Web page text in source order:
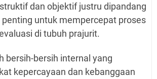
dan objektif justru dipandang
untuk mempercepat proses
di tubuh prajurit.
bersih-bersih internal yang
kepercayaan dan kebanggaan